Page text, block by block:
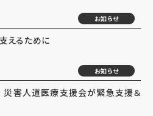
お知らせ
えるために
お知らせ
災害人道医療支援会が緊急支援＆